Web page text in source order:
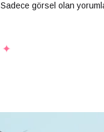
Sadece görsel olan